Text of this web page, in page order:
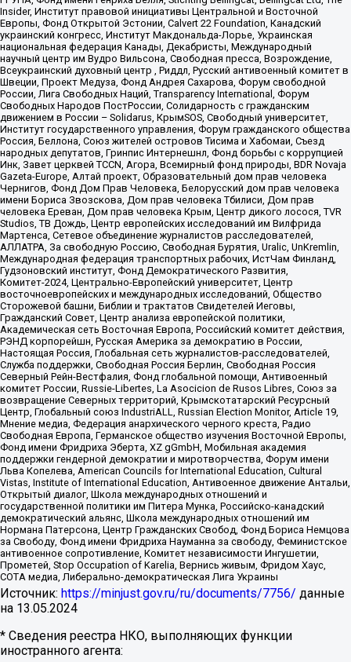
Insider, Институт правовой инициативы Центральной и Восточной
Европы, Фонд Открытой Эстонии, Calvert 22 Foundation, Канадский
украинский конгресс, Институт Макдональда-Лорье, Украинская
национальная федерация Канады, Декабристы, Международный
научный центр им Вудро Вильсона, Свободная пресса, Возрождение,
Всеукраинский духовный центр , Риддл, Русский антивоенный комитет в
Швеции, Проект Медуза, Фонд Андрея Сахарова, Форум свободной
России, Лига Свободных Наций, Transparеncy International, Форум
Свободных Народов ПостРоссии, Солидарность с гражданским
движением в России – Solidarus, КрымSOS, Свободный университет,
Институт государственного управления, Форум гражданского общества
Россия, Беллона, Союз жителей островов Тисима и Хабомаи, Съезд
народных депутатов, Гринпис Интернешнл, Фонд борьбы с коррупцией
Инк, Завет церквей TCCN, Агора, Всемирный фонд природы, BDR Novaja
Gazeta-Europe, Алтай проект, Образовательный дом прав человека
Чернигов, Фонд Дом Прав Человека, Белорусский дом прав человека
имени Бориса Звозскова, Дом прав человека Тбилиси, Дом прав
человека Ереван, Дом прав человека Крым, Центр дикого лосося, TVR
Studios, ТВ Дождь, Центр европейских исследований им Вилфрида
Мартенса, Сетевое объединение журналистов расследователей,
АЛЛАТРА, За свободную Россию, Свободная Бурятия, Uralic, UnKremlin,
Международная федерация транспортных рабочих, ИстЧам Финланд,
Гудзоновский институт, Фонд Демократического Развития,
Комитет-2024, Центрально-Европейский университет, Центр
восточноевропейских и международных исследований, Общество
Сторожевой башни, Библии и трактатов Свидетелей Иеговы,
Гражданский Совет, Центр анализа европейской политики,
Академическая сеть Восточная Европа, Российский комитет действия,
РЭНД корпорейшн, Русская Америка за демократию в России,
Настоящая Россия, Глобальная сеть журналистов-расследователей,
Служба поддержки, Свободная Россия Берлин, Свободная Россия
Северный Рейн-Вестфалия, Фонд глобальной помощи, Антивоенный
комитет России, Russie-Libertes, La Asocicion de Rusos Libres, Союз за
возвращение Северных территорий, Крымскотатарский Ресурсный
Центр, Глобальный союз IndustriALL, Russian Election Monitor, Article 19,
Мнение медиа, Федерация анархического черного креста, Радио
Свободная Европа, Германское общество изучения Восточной Европы,
Фонд имени Фридриха Эберта, XZ gGmbH, Мобильная академия
поддержки гендерной демократии и миротворчества, Форум имени
Льва Копелева, American Councils for International Education, Cultural
Vistas, Institute of International Education, Антивоенное движение Антальи,
Открытый диалог, Школа международных отношений и
государственной политики им Питера Мунка, Российско-канадский
демократический альянс, Школа международных отношений им
Нормана Патерсона, Центр Гражданских Свобод, Фонд Бориса Немцова
за Свободу, Фонд имени Фридриха Науманна за свободу, Феминистское
антивоенное сопротивление, Комитет независимости Ингушетии,
Прометей, Stop Occupation of Karelia, Вернись живым, Фридом Хаус,
СОТА медиа, Либерально-демократическая Лига Украины
Источник: https://minjust.gov.ru/ru/documents/7756/ данные
на 13.05.2024
* Сведения реестра НКО, выполняющих функции
иностранного агента: